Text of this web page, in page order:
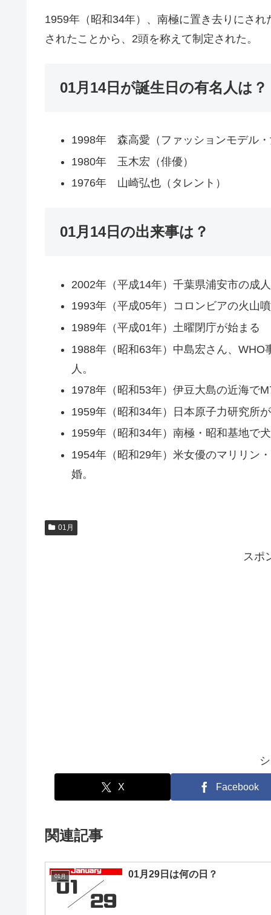
1959年（昭和34年）、南極に置き去りにさ
されたことから、2頭を称えて制定された。
01月14日が誕生日の有名人は？
1998年 森高愛（ファッションモデル・
1980年 玉木宏（俳優）
1976年 山崎弘也（タレント）
01月14日の出来事は？
2002年（平成14年）千葉県浦安市の成
1993年（平成05年）コロンビアの火山
1989年（平成01年）土曜閉庁が始まる
1988年（昭和63年）中島宏さん、
人。
1978年（昭和53年）伊豆大島の近海で
1959年（昭和34年）日本原子力研究所
1959年（昭和34年）南極・昭和基地で
1954年（昭和29年）米女優のマリリン
婚。
01月
スポ
X Facebook
関連記事
01月 01月29日は何の日？